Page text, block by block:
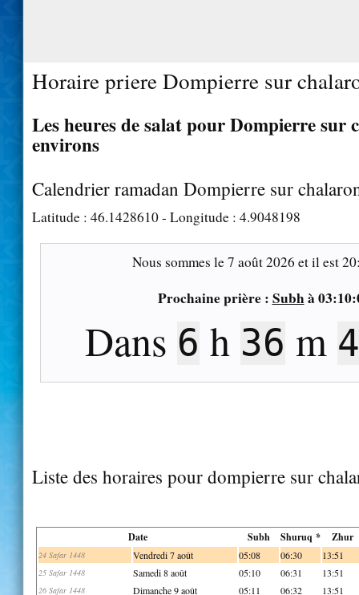
Horaire priere Dompierre sur
Les heures de salat pour Dompierre sur
environs
Calendrier ramadan Dompierre sur
Latitude : 46.1428610- Longitude : 4.9048198
Nous sommes le7 août 2026 et il est
Prochaine prière : Subhà
Dans 6 h 36 m
Liste des horaires pour dompierre sur
Date Subh Shuruq * Zhur
24 Safar 1448 Vendredi 7 août 05:08 06:30 13:51
25 Safar 1448 Samedi 8 août 05:10 06:31 13:51
26 Safar 1448 Dimanche 9 août 05:11 06:32 13:51